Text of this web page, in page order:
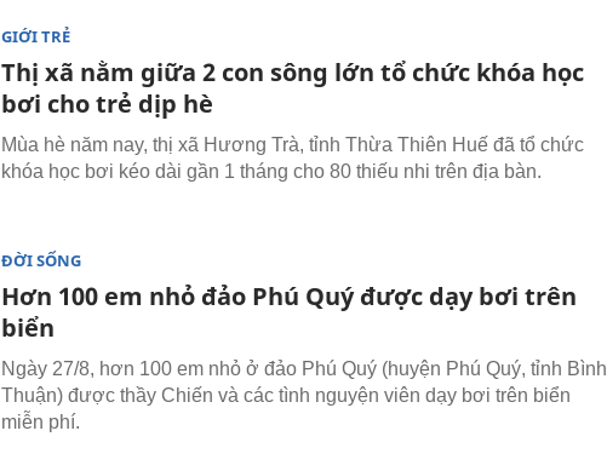
GIỚI TRẺ
Thị xã nằm giữa 2 con sông lớn tổ chức khóa học
bơi cho trẻ dịp hè
Mùa hè năm nay, thị xã Hương Trà, tỉnh Thừa Thiên Huế đã tổ chức
khóa học bơi kéo dài gần 1 tháng cho 80 thiếu nhi trên địa bàn.
ĐỜI SỐNG
Hơn 100 em nhỏ đảo Phú Quý được dạy bơi trên
biển
Ngày 27/8, hơn 100 em nhỏ ở đảo Phú Quý (huyện Phú Quý, tỉnh Bình
Thuận) được thầy Chiến và các tình nguyện viên dạy bơi trên biển
miễn phí.